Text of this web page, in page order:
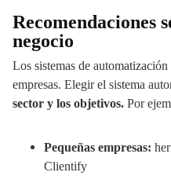
Recomendaciones
negocio
Los sistemas de
empresas. Elegir el sistema
sector y los objetivos. Por
Pequeñas empresas:
Clientify